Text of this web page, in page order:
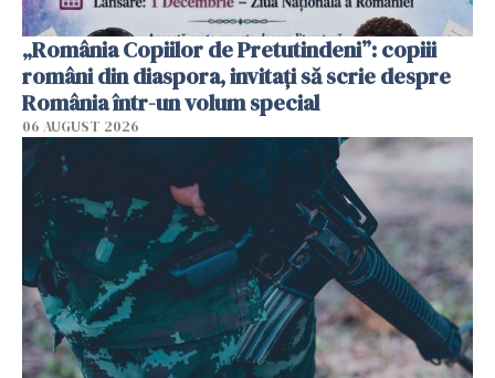
„România Copiilor de Pretutindeni”: copiii
români din diaspora, invitați să scrie despre
România într-un volum special
06 AUGUST 2026